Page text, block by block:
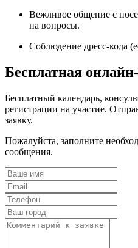
Вежливое общение с
на вопросы.
Соблюдение дресс-кода
Бесплатная
Бесплатный календарь,
регистрации на участие.
заявку.
Пожалуйста, заполните
сообщения.